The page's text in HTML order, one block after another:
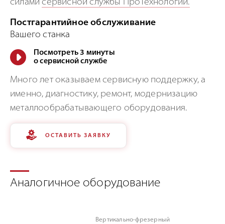
силамисервисной службы ПроТехнологии.
Постгарантийное обслуживание
Вашего станка
Посмотреть 3 минуты
о сервисной службе
Много лет оказываем сервисную поддержку, а
именно, диагностику, ремонт, модернизацию
металлообрабатывающего оборудования.
ОСТАВИТЬ ЗАЯВКУ
Аналогичное оборудование
Вертикально-фрезерный